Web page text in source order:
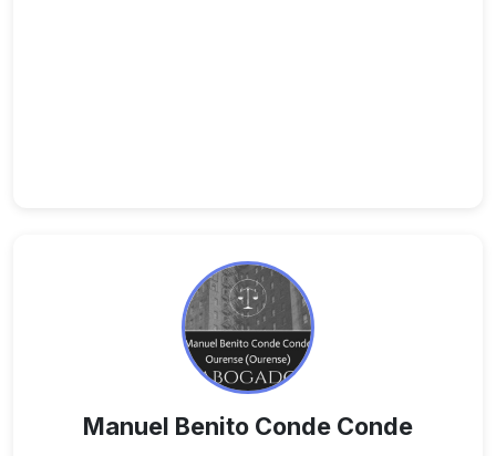
Manuel Benito Conde Conde